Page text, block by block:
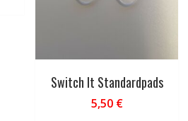
Switch It Standardpads
5,50 €